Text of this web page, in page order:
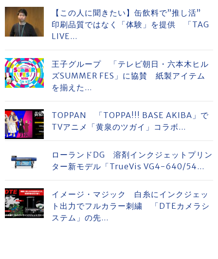
【この人に聞きたい】缶飲料で”推し活”
印刷品質ではなく「体験」を提供 「TAG
LIVE...
王子グループ 「テレビ朝日・六本木ヒル
ズSUMMER FES」に協賛 紙製アイテム
を揃えた...
TOPPAN 「TOPPA!!! BASE AKIBA」で
TVアニメ「黄泉のツガイ」コラボ...
ローランドDG 溶剤インクジェットプリン
ター新モデル「TrueVis VG4-640/54...
イメージ・マジック 白糸にインクジェッ
ト出力でフルカラー刺繍 「DTEカメラシ
ステム」の先...